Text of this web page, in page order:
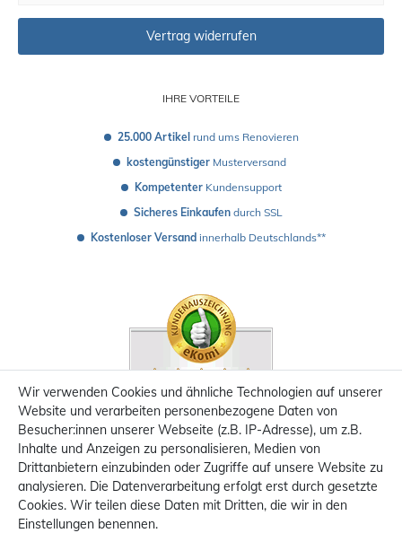
IHRE VORTEILE
25.000 Artikel rund ums Renovieren
kostengünstiger Musterversand
Kompetenter Kundensupport
Sicheres Einkaufen durch SSL
Kostenloser Versand innerhalb Deutschlands**
Vertrag widerrufen
Wir verwenden Cookies und ähnliche Technologien auf unserer
Website und verarbeiten personenbezogene Daten von
Besucher:innen unserer Webseite (z.B. IP-Adresse), um z.B.
Inhalte und Anzeigen zu personalisieren, Medien von
Drittanbietern einzubinden oder Zugriffe auf unsere Website zu
analysieren. Die Datenverarbeitung erfolgt erst durch gesetzte
Cookies. Wir teilen diese Daten mit Dritten, die wir in den
Einstellungen benennen.